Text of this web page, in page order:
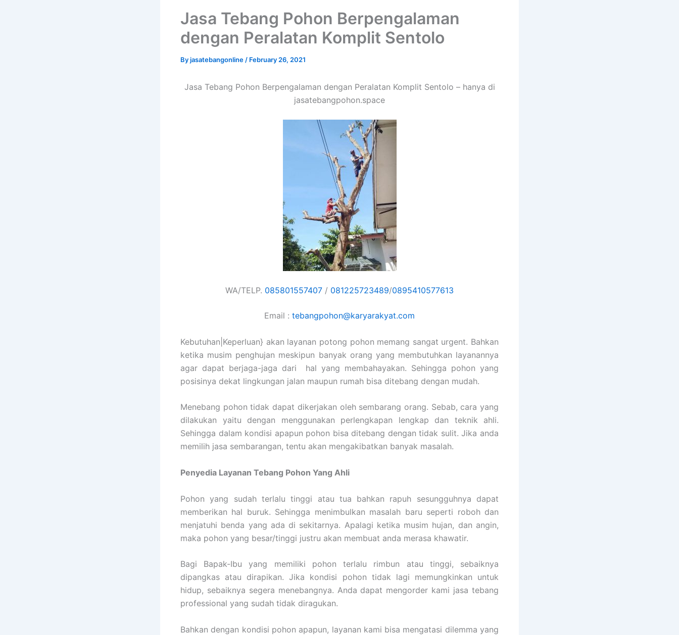
Jasa Tebang Pohon Berpengalaman
dengan Peralatan Komplit Sentolo
Byjasatebangonline / February 26, 2021
Jasa Tebang Pohon Berpengalaman dengan Peralatan Komplit Sentolo – hanya di
jasatebangpohon.space
WA/TELP. 085801557407 / 081225723489/0895410577613
Email : tebangpohon@karyarakyat.com
Kebutuhan|Keperluan} akan layanan potong pohon memang sangat urgent. Bahkan
ketika musim penghujan meskipun banyak orang yang membutuhkan layanannya
agar dapat berjaga-jaga dari hal yang membahayakan. Sehingga pohon yang
posisinya dekat lingkungan jalan maupun rumah bisa ditebang dengan mudah.
Menebang pohon tidak dapat dikerjakan oleh sembarang orang. Sebab, cara yang
dilakukan yaitu dengan menggunakan perlengkapan lengkap dan teknik ahli.
Sehingga dalam kondisi apapun pohon bisa ditebang dengan tidak sulit. Jika anda
memilih jasa sembarangan, tentu akan mengakibatkan banyak masalah.
Penyedia Layanan Tebang Pohon Yang Ahli
Pohon yang sudah terlalu tinggi atau tua bahkan rapuh sesungguhnya dapat
memberikan hal buruk. Sehingga menimbulkan masalah baru seperti roboh dan
menjatuhi benda yang ada di sekitarnya. Apalagi ketika musim hujan, dan angin,
maka pohon yang besar/tinggi justru akan membuat anda merasa khawatir.
Bagi Bapak-Ibu yang memiliki pohon terlalu rimbun atau tinggi, sebaiknya
dipangkas atau dirapikan. Jika kondisi pohon tidak lagi memungkinkan untuk
hidup, sebaiknya segera menebangnya. Anda dapat mengorder kami jasa tebang
professional yang sudah tidak diragukan.
Bahkan dengan kondisi pohon apapun, layanan kami bisa mengatasi dilemma yang